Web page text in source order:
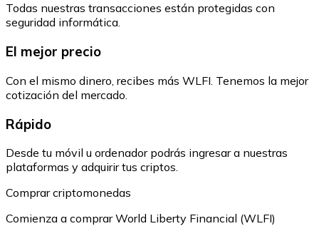
Todas nuestras transacciones están protegidas con
seguridad informática.
El mejor precio
Con el mismo dinero, recibes más WLFI. Tenemos la mejor
cotización del mercado.
Rápido
Desde tu móvil u ordenador podrás ingresar a nuestras
plataformas y adquirir tus criptos.
Comprar criptomonedas
Comienza a comprar World Liberty Financial (WLFI)